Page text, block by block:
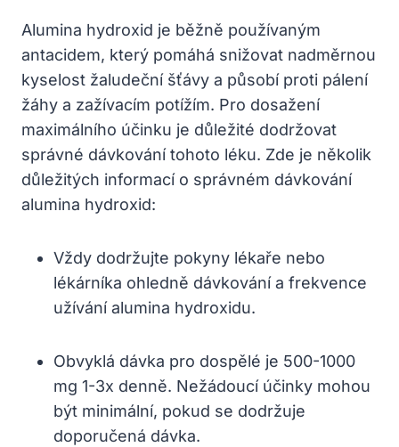
Alumina hydroxid je běžně používaným
antacidem, který pomáhá snižovat nadměrnou
kyselost žaludeční šťávy a působí proti pálení
žáhy a zažívacím potížím. Pro dosažení
maximálního účinku je důležité dodržovat
správné dávkování tohoto léku. Zde je několik
důležitých informací o správném dávkování
alumina hydroxid:
Vždy dodržujte pokyny lékaře nebo
lékárníka ohledně dávkování a frekvence
užívání alumina hydroxidu.
Obvyklá dávka pro dospělé je 500-1000
mg 1-3x denně. Nežádoucí účinky mohou
být minimální, pokud se dodržuje
doporučená dávka.